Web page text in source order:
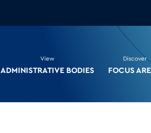
View
ADMINISTRATIVE BODIES
Discover
FOCUS